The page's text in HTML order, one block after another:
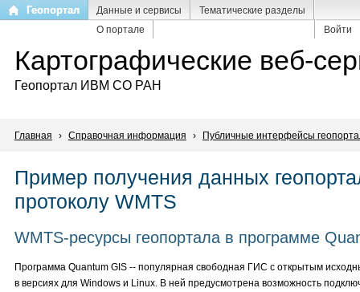
Перейти
содержанию
Геопортал Данные и сервисы
Тематические разделы
О портале
Войти
Картографические веб-
Геопортал ИВМ СО РАН
Главная › Справочная информация › Публичные интерфейсы
Пример получения данных
протоколу WMTS
WMTS-ресурсы геопортала в программе
Программа Quantum GIS -- популярная свободная ГИС с открытым
в версиях для Windows и Linux. В ней предусмотрена возможность